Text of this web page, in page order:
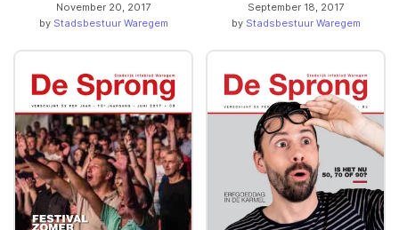
November 20, 2017
by Stadsbestuur Waregem
September 18, 2017
by Stadsbestuur Waregem